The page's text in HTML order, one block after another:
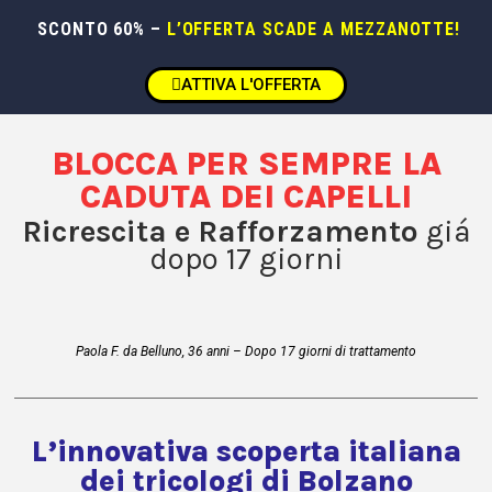
SCONTO 60% – L’OFFERTA SCADE A MEZZANOTTE!
ATTIVA L'OFFERTA
BLOCCA PER SEMPRE LA
CADUTA DEI CAPELLI
Ricrescita e Rafforzamento giá
dopo 17 giorni
Paola F. da Belluno, 36 anni – Dopo 17 giorni di trattamento
L’innovativa scoperta italiana
dei tricologi di Bolzano